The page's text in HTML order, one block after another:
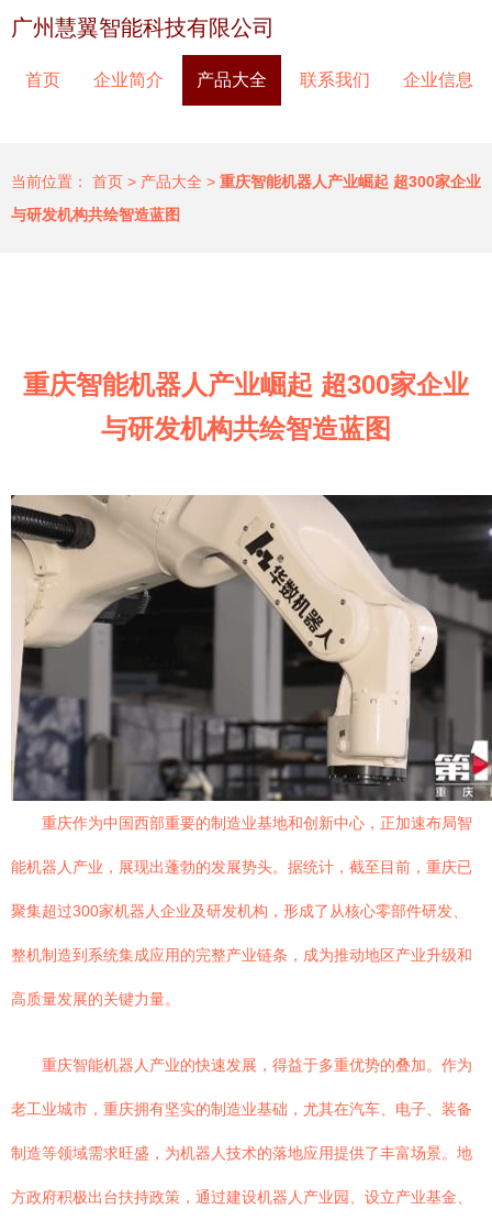
广州慧翼智能科技有限公司
首页 企业简介 产品大全 联系我们 企业信息
当前位置： 首页 > 产品大全 > 重庆智能机器人产业崛起 超300家企业
与研发机构共绘智造蓝图
重庆智能机器人产业崛起 超300家企业
与研发机构共绘智造蓝图
重庆作为中国西部重要的制造业基地和创新中心，正加速布局智
能机器人产业，展现出蓬勃的发展势头。据统计，截至目前，重庆已
聚集超过300家机器人企业及研发机构，形成了从核心零部件研发、
整机制造到系统集成应用的完整产业链条，成为推动地区产业升级和
高质量发展的关键力量。
重庆智能机器人产业的快速发展，得益于多重优势的叠加。作为
老工业城市，重庆拥有坚实的制造业基础，尤其在汽车、电子、装备
制造等领域需求旺盛，为机器人技术的落地应用提供了丰富场景。地
方政府积极出台扶持政策，通过建设机器人产业园、设立产业基金、